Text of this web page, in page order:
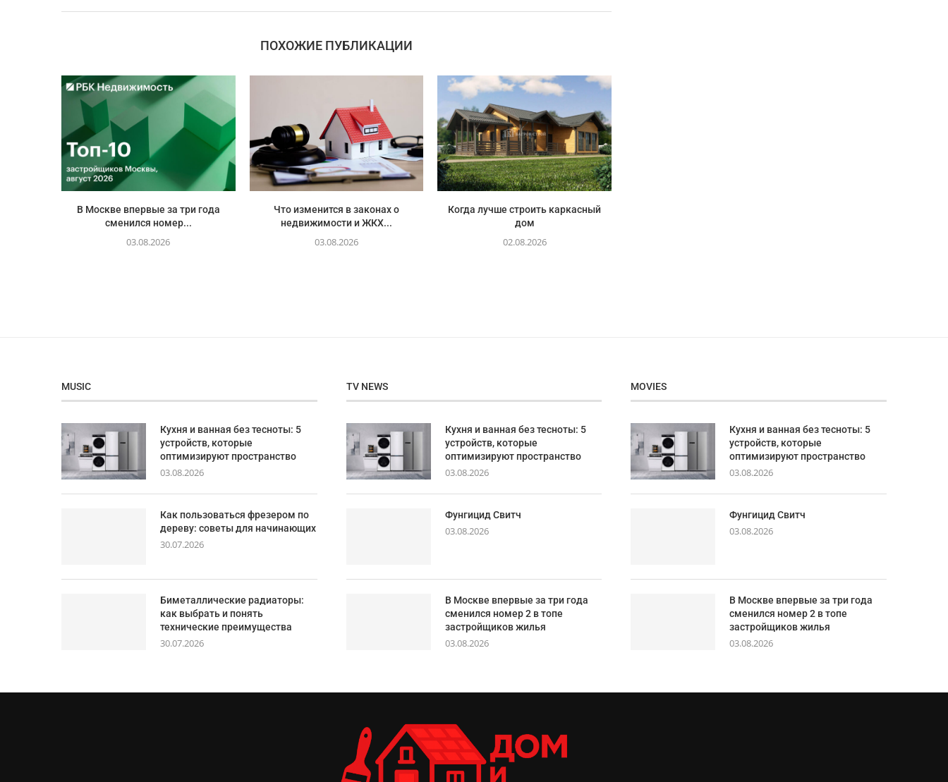
ПОХОЖИЕ ПУБЛИКАЦИИ
В Москве впервые за три года
сменился номер...
03.08.2026
Что изменится в законах о
недвижимости и ЖКХ...
03.08.2026
Когда лучше строить каркасный
дом
02.08.2026
MUSIC
Кухня и ванная без тесноты: 5
устройств, которые
оптимизируют пространство
03.08.2026
Как пользоваться фрезером по
дереву: советы для начинающих
30.07.2026
Биметаллические радиаторы:
как выбрать и понять
технические преимущества
30.07.2026
TV NEWS
Кухня и ванная без тесноты: 5
устройств, которые
оптимизируют пространство
03.08.2026
Фунгицид Свитч
03.08.2026
В Москве впервые за три года
сменился номер 2 в топе
застройщиков жилья
03.08.2026
MOVIES
Кухня и ванная без тесноты: 5
устройств, которые
оптимизируют пространство
03.08.2026
Фунгицид Свитч
03.08.2026
В Москве впервые за три года
сменился номер 2 в топе
застройщиков жилья
03.08.2026